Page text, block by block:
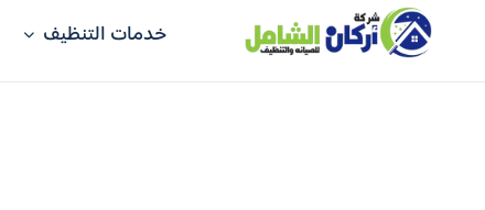
خدمات التنظيف